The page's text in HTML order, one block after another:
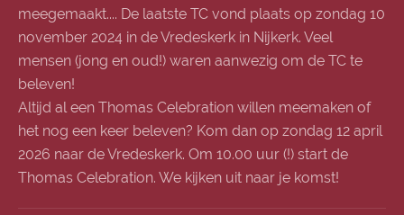
meegemaakt.... De laatste TC vond plaats op zondag 10
november 2024 in de Vredeskerk in Nijkerk. Veel
mensen (jong en oud!) waren aanwezig om de TC te
beleven!
Altijd al een Thomas Celebration willen meemaken of
het nog een keer beleven? Kom dan op zondag 12 april
2026 naar de Vredeskerk. Om 10.00 uur (!) start de
Thomas Celebration. We kijken uit naar je komst!